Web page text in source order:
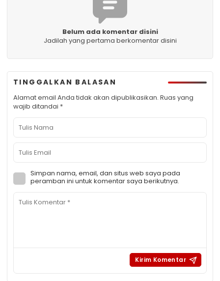
Belum ada komentar disini
Jadilah yang pertama berkomentar disini
TINGGALKAN BALASAN
Alamat email Anda tidak akan dipublikasikan. Ruas yang
wajib ditandai *
Simpan nama, email, dan situs web saya pada
peramban ini untuk komentar saya berikutnya.